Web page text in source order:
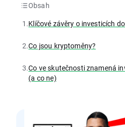
Obsah
1.Klíčové závěry o investicích
2.Co jsou kryptoměny?
3.Co ve skutečnosti znamená
(a co ne)